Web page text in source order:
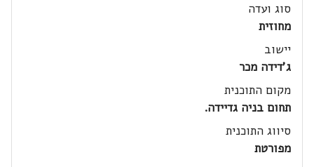
סוג ועדה
מחוזית
יישוב
ג'דידה מכר
מקום התוכנית
תחום בניה גדיידה.
סיווג התוכנית
מפורטת